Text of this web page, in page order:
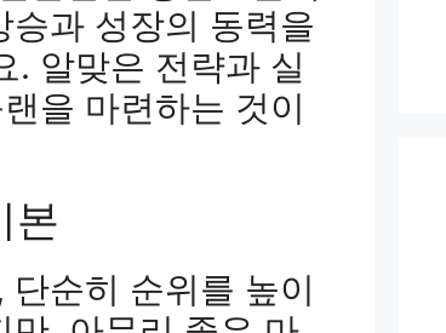
과 성장의 동력을
. 알맞은 전략과 실
을 마련하는 것이
본
순히 순위를 높이